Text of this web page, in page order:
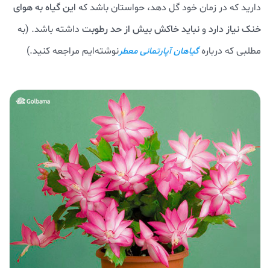
دارید که در زمان خود گل دهد، حواستان باشد که این گیاه به هوای
خنک نیاز دارد ونباید خاکش بیش از حد رطوبت داشته باشد. (به
مطلبی که دربارهگیاهان آپارتمانی معطرنوشته‌ایم مراجعه کنید.)